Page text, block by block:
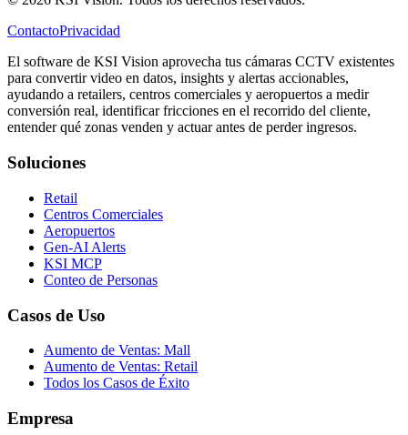
ContactoPrivacidad
El software de KSI Vision aprovecha tus cámaras CCTV existentes
para convertir video en datos, insights y alertas accionables,
ayudando a retailers, centros comerciales y aeropuertos a medir
conversión real, identificar fricciones en el recorrido del cliente,
entender qué zonas venden y actuar antes de perder ingresos.
Soluciones
Retail
Centros Comerciales
Aeropuertos
Gen-AI Alerts
KSI MCP
Conteo de Personas
Casos de Uso
Aumento de Ventas: Mall
Aumento de Ventas: Retail
Todos los Casos de Éxito
Empresa